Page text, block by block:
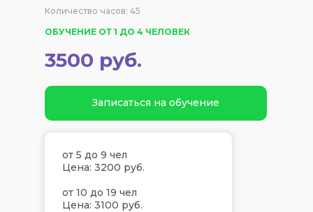
Количество часов: 45
Записаться на обучение
ОБУЧЕНИЕ ОТ 1 ДО 4 ЧЕЛОВЕК
3500 руб.
от 5 до 9 чел
Цена: 3200 руб.
от 10 до 19 чел
Цена: 3100 руб.